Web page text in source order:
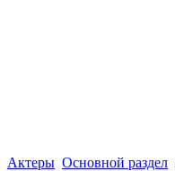
Актеры Основной раздел